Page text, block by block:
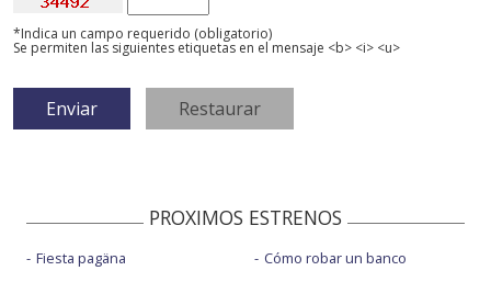
*Indica un campo requerido (obligatorio)
Se permiten las siguientes etiquetas en el mensaje <b> <i> <u>
PROXIMOS ESTRENOS
Fiesta pagäna
Cómo robar un banco